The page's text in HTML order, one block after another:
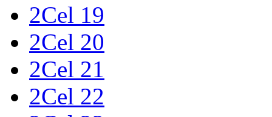
2Cel 19
2Cel 20
2Cel 21
2Cel 22